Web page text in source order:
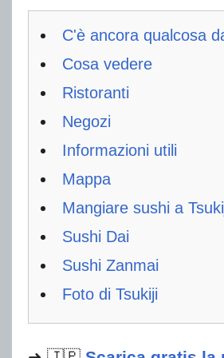
C'è ancora qualcosa
Cosa vedere
Ristoranti
Negozi
Informazioni utili
Mappa
Mangiare sushi a
Sushi Dai
Sushi Zanmai
Foto di Tsukiji